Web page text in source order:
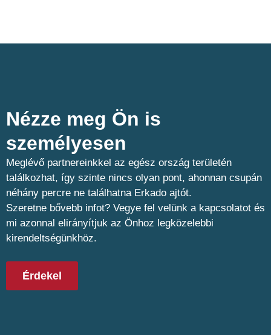
Nézze meg Ön is
személyesen​
Meglévő partnereinkkel az egész ország területén
találkozhat, így szinte nincs olyan pont, ahonnan csupán
néhány percre ne találhatna Erkado ajtót.
Szeretne bővebb infot? Vegye fel velünk a kapcsolatot és
mi azonnal elirányítjuk az Önhoz legközelebbi
kirendeltségünkhöz.
Érdekel